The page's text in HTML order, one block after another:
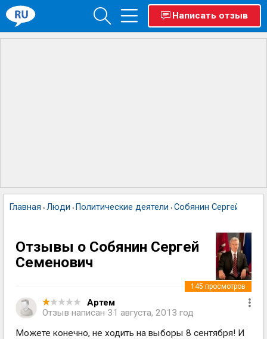
Написать отзыв
Главная › Люди › Политические деятели › Собянин Сергей
Отзывы о Собянин Сергей
Семенович
Артем
Отзыв написан 31 августа, 2013 год
145 просмотров
Можете конечно, не ходить на выборы 8 сентября! И